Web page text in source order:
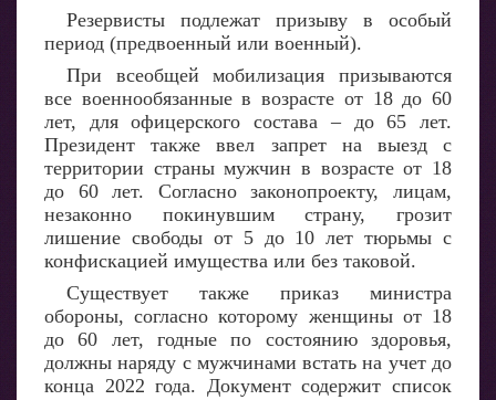
Резервисты подлежат призыву в особый
период (предвоенный или военный).
При всеобщей мобилизация призываются
все военнообязанные в возрасте от 18 до 60
лет, для офицерского состава – до 65 лет.
Президент также ввел запрет на выезд с
территории страны мужчин в возрасте от 18
до 60 лет. Согласно законопроекту, лицам,
незаконно покинувшим страну, грозит
лишение свободы от 5 до 10 лет тюрьмы с
конфискацией имущества или без таковой.
Существует также приказ министра
обороны, согласно которому женщины от 18
до 60 лет, годные по состоянию здоровья,
должны наряду с мужчинами встать на учет до
конца 2022 года. Документ содержит список